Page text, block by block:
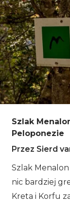
Szlak
Peloponezie
Przez Sierd
Szlak
nic bardziej
Kreta i Korfu